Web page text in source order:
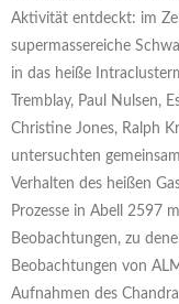
Aktivität entdeckt: im
supermassereiche
in das heiße
Tremblay, Paul Nulsen,
Christine Jones, Ralph
untersuchten
Verhalten des heißen
Prozesse in Abell 2597
Beobachtungen, zu
Beobachtungen von
Aufnahmen des